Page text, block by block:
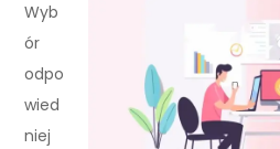
Wyb
ór
odpo
wied
niej